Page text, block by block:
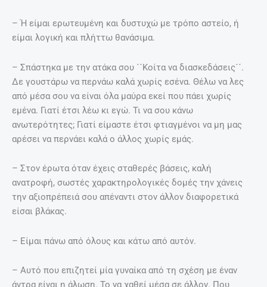
– Ή είμαι ερωτευμένη και δυστυχώ με τρόπο αστείο, ή
είμαι λογική και πλήττω θανάσιμα.
– Σπάστηκα με την ατάκα σου ´´Κοίτα να διασκεδάσεις´´.
Δε γουστάρω να περνάω καλά χωρίς εσένα. Θέλω να λες
από μέσα σου να είναι όλα μαύρα εκεί που πάει χωρίς
εμένα. Γιατί έτσι λέω κι εγώ. Τι να σου κάνω
ανωτερότητες; Γιατί είμαστε έτσι φτιαγμένοι να μη μας
αρέσει να περνάει καλά ο άλλος χωρίς εμάς.
– Στον έρωτα όταν έχεις σταθερές βάσεις, καλή
ανατροφή, σωστές χαρακτηρολογικές δομές την χάνεις
την αξιοπρέπειά σου απέναντι στον άλλον διαφορετικά
είσαι βλάκας.
– Είμαι πάνω από όλους και κάτω από αυτόν.
– Αυτό που επιζητεί μία γυναίκα από τη σχέση με έναν
άντρα είναι η άλωση. Το να χαθεί μέσα σε άλλον. Που